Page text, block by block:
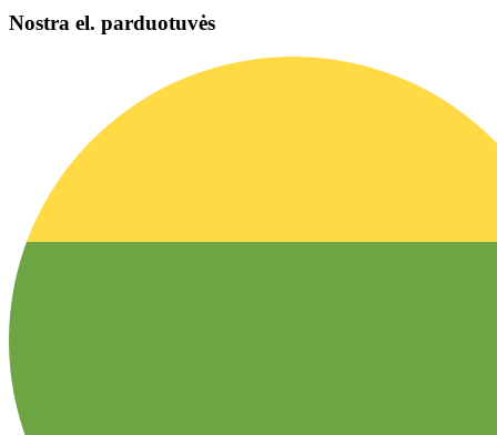
Nostra el. parduotuvės